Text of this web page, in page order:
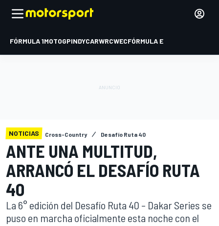
FÓRMULA 1MOTOGPINDYCARWRCWECFÓRMULA E
NOTICIAS Cross-Country Desafío Ruta 40
ANTE UNA MULTITUD,
ARRANCÓ EL DESAFÍO RUTA
40
La 6° edición del Desafío Ruta 40 – Dakar Series se
puso en marcha oficialmente esta noche con el